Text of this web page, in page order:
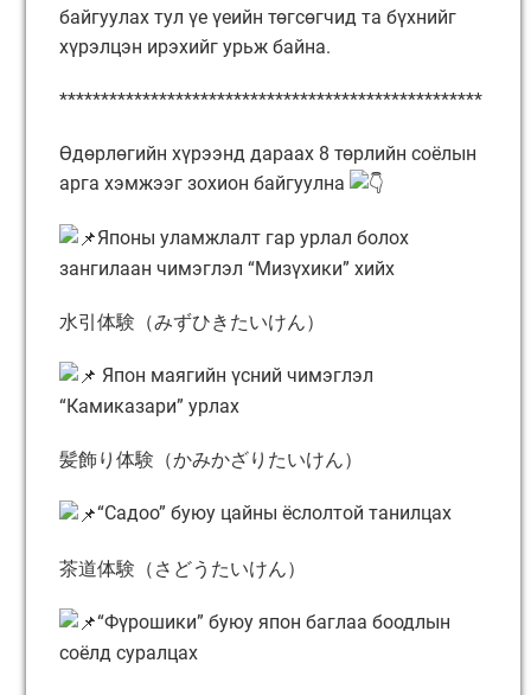
байгуулах тул үе үеийн төгсөгчид та бүхнийг
хүрэлцэн ирэхийг урьж байна.
***************************************************
Өдөрлөгийн хүрээнд дараах 8 төрлийн соёлын
арга хэмжээг зохион байгуулна
Японы уламжлалт гар урлал болох
зангилаан чимэглэл “Мизүхики” хийх
水引体験（みずひきたいけん）
Япон маягийн үсний чимэглэл
“Камиказари” урлах
髪飾り体験（かみかざりたいけん）
“Садоо” буюу цайны ёслолтой танилцах
茶道体験（さどうたいけん）
“Фүрошики” буюу япон баглаа боодлын
соёлд суралцах